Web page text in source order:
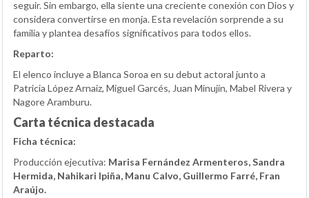
seguir. Sin embargo, ella siente una creciente conexión con Dios y
considera convertirse en monja. Esta revelación sorprende a su
familia y plantea desafíos significativos para todos ellos.
Reparto:
El elenco incluye a Blanca Soroa en su debut actoral junto a
Patricia López Arnaiz, Miguel Garcés, Juan Minujín, Mabel Rivera y
Nagore Aramburu.
Carta técnica destacada
Ficha técnica:
Producción ejecutiva: Marisa Fernández Armenteros, Sandra
Hermida, Nahikari Ipiña, Manu Calvo, Guillermo Farré, Fran
Araújo.